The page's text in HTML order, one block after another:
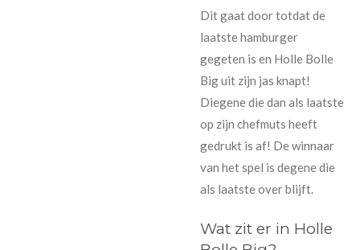
Dit gaat door totdat de
laatste hamburger
gegeten is en Holle Bolle
Big uit zijn jas knapt!
Diegene die dan als laatste
op zijn chefmuts heeft
gedrukt is af! De winnaar
van het spel is degene die
als laatste over blijft.
Wat zit er in Holle